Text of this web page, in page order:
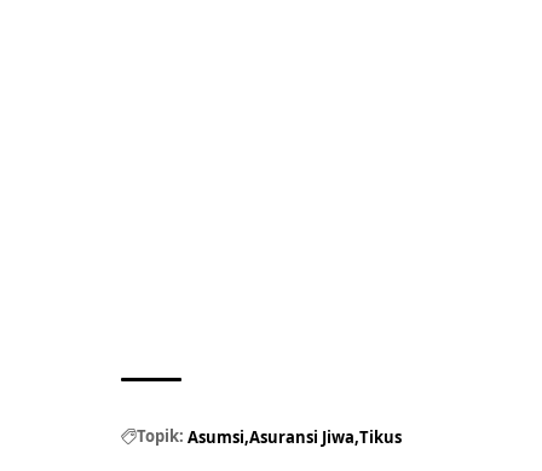
Topik: Asumsi Asuransi Jiwa Tikus